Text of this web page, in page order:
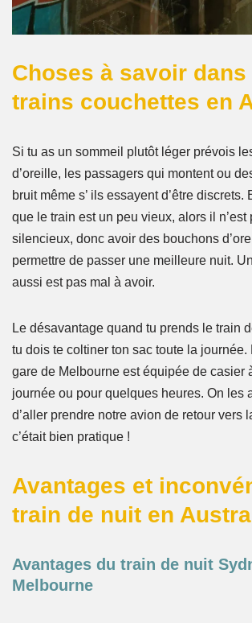
Choses à savoir dans
trains couchettes en
Si tu as un sommeil plutôt léger prévois
d’oreille, les passagers qui montent ou
bruit même s’ ils essayent d’être discrets.
que le train est un peu vieux, alors il n’est
silencieux, donc avoir des bouchons
permettre de passer une meilleure nuit.
aussi est pas mal à avoir.
Le désavantage quand tu prends le train
tu dois te coltiner ton sac toute la journée.
gare de Melbourne est équipée de casier
journée ou pour quelques heures. On les
d’aller prendre notre avion de retour vers
c’était bien pratique !
Avantages et
train de nuit en
Avantages du train de nuit
Melbourne